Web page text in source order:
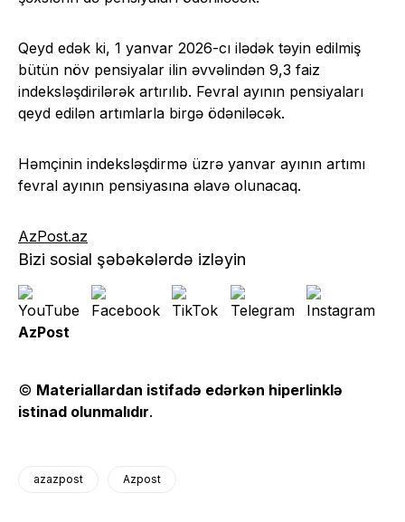
Qeyd edək ki, 1 yanvar 2026-cı ilədək təyin edilmiş
bütün növ pensiyalar ilin əvvəlindən 9,3 faiz
indeksləşdirilərək artırılıb. Fevral ayının pensiyaları
qeyd edilən artımlarla birgə ödəniləcək.
Həmçinin indeksləşdirmə üzrə yanvar ayının artımı
fevral ayının pensiyasına əlavə olunacaq.
AzPost.az
Bizi sosial şəbəkələrdə izləyin
AzPost
© Materiallardan istifadə edərkən hiperlinklə
istinad olunmalıdır.
azazpost Azpost